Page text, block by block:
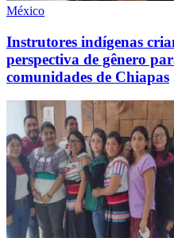
México
Instrutores indígenas
perspectiva de gênero
comunidades de Chiapas